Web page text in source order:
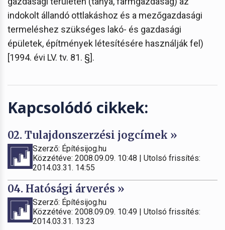
indokolt állandó ottlakáshoz és a mezőgazdasági
termeléshez szükséges lakó- és gazdasági
épületek, építmények létesítésére használják fel)
[1994. évi LV. tv. 81. §].
Kapcsolódó cikkek:
02. Tulajdonszerzési jogcímek »
Szerző: Építésijog.hu
Közzétéve: 2008.09.09. 10:48 | Utolsó frissítés:
2014.03.31. 14:55
04. Hatósági árverés »
Szerző: Építésijog.hu
Közzétéve: 2008.09.09. 10:49 | Utolsó frissítés:
2014.03.31. 13:23